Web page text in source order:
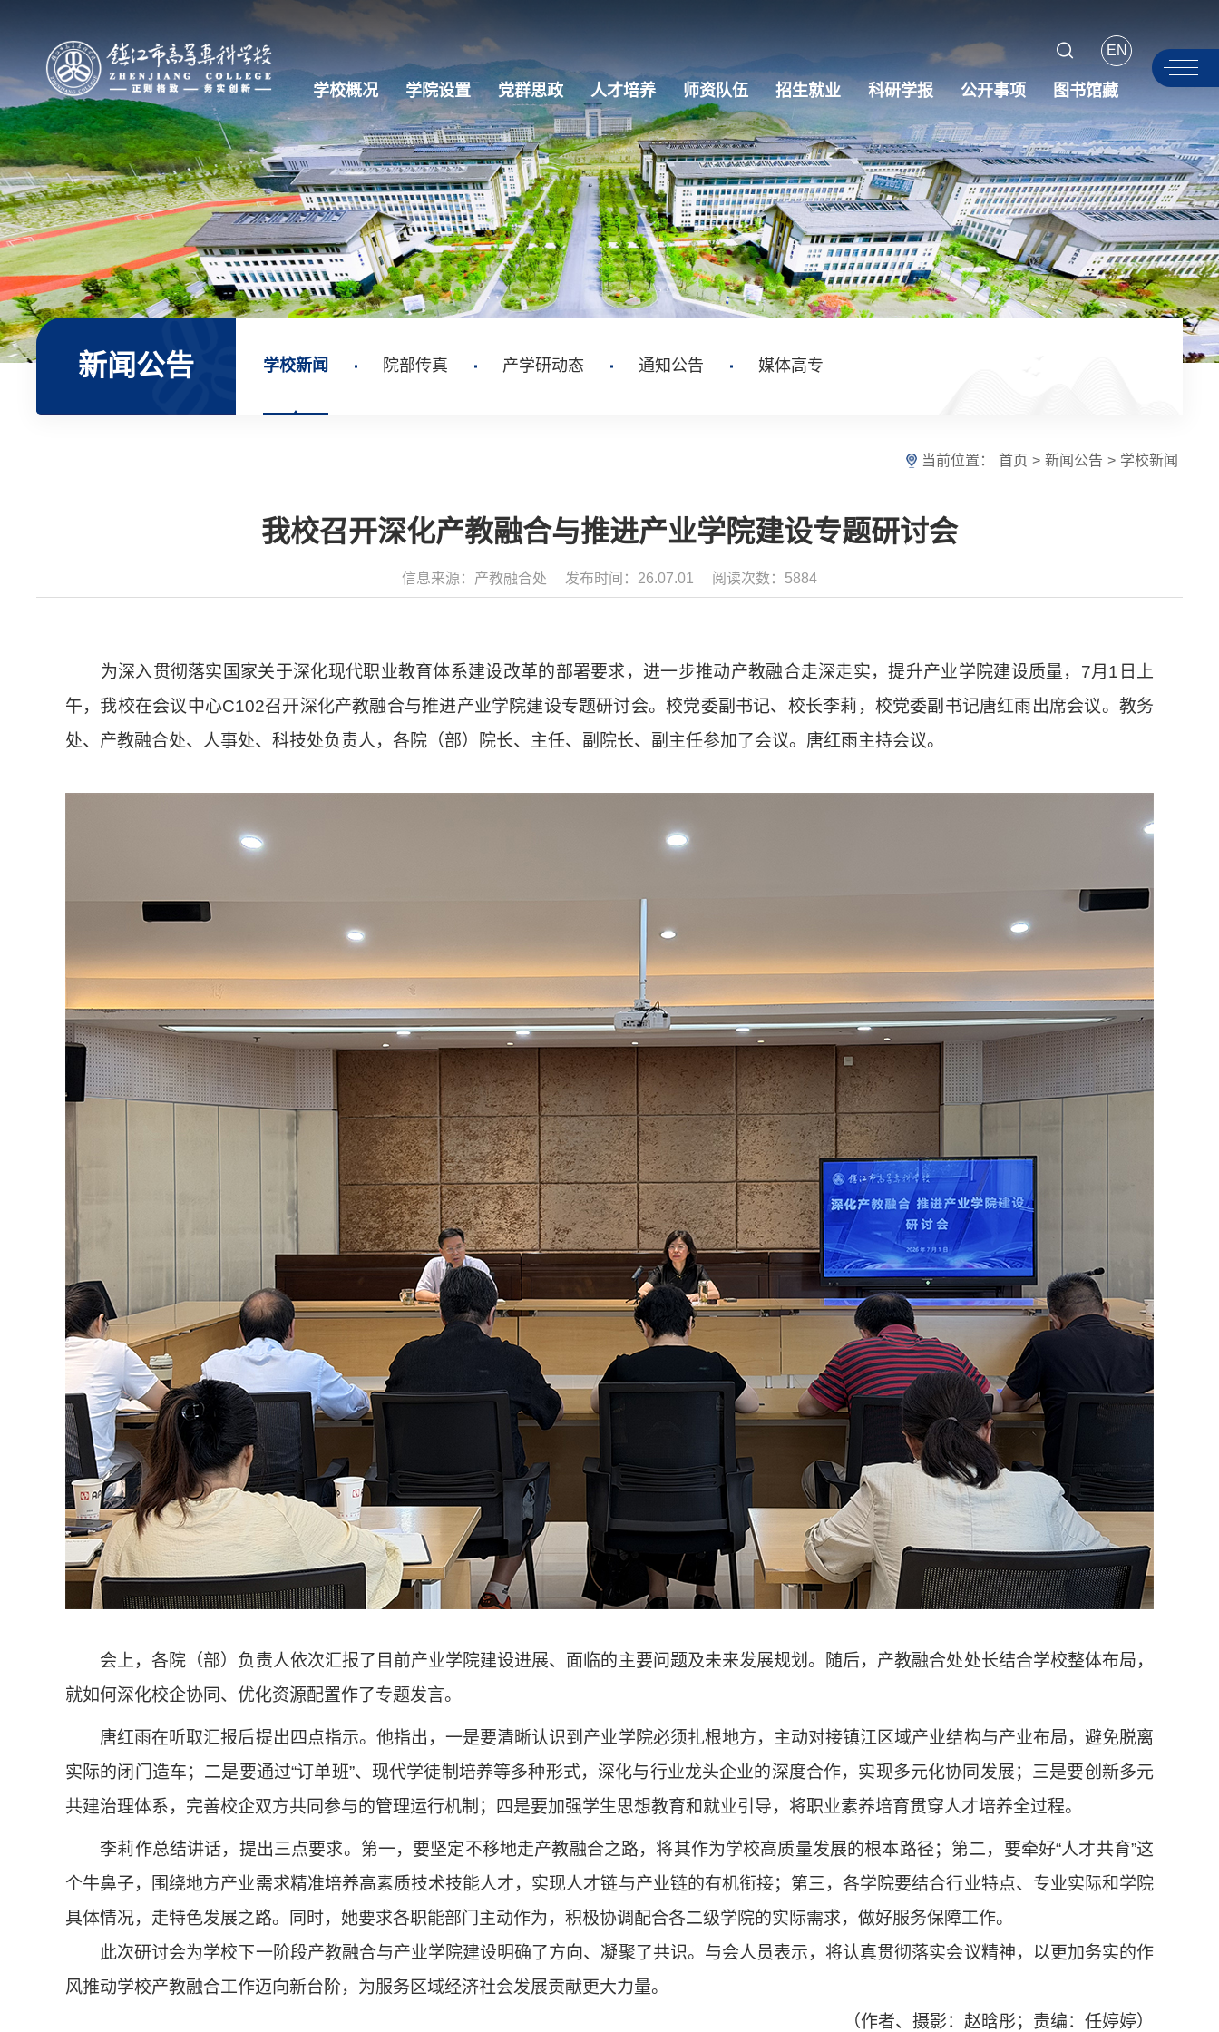
EN
学校概况 学院设置 党群思政 人才培养 师资队伍 招生就业 科研学报 公开事项 图书馆藏
新闻公告 学校新闻 院部传真 产学研动态 通知公告 媒体高专
当前位置： 首页 > 新闻公告 > 学校新闻
我校召开深化产教融合与推进产业学院建设专题研讨会
信息来源：产教融合处 发布时间：26.07.01 阅读次数：5884
为深入贯彻落实国家关于深化现代职业教育体系建设改革的部署要求，进一步推动产教融合走深走实，提升产业学院建设质量，7月1日上
午，我校在会议中心C102召开深化产教融合与推进产业学院建设专题研讨会。校党委副书记、校长李莉，校党委副书记唐红雨出席会议。教务
处、产教融合处、人事处、科技处负责人，各院（部）院长、主任、副院长、副主任参加了会议。唐红雨主持会议。
会上，各院（部）负责人依次汇报了目前产业学院建设进展、面临的主要问题及未来发展规划。随后，产教融合处处长结合学校整体布局，
就如何深化校企协同、优化资源配置作了专题发言。
唐红雨在听取汇报后提出四点指示。他指出，一是要清晰认识到产业学院必须扎根地方，主动对接镇江区域产业结构与产业布局，避免脱离
实际的闭门造车；二是要通过“订单班”、现代学徒制培养等多种形式，深化与行业龙头企业的深度合作，实现多元化协同发展；三是要创新多元
共建治理体系，完善校企双方共同参与的管理运行机制；四是要加强学生思想教育和就业引导，将职业素养培育贯穿人才培养全过程。
李莉作总结讲话，提出三点要求。第一，要坚定不移地走产教融合之路，将其作为学校高质量发展的根本路径；第二，要牵好“人才共育”这
个牛鼻子，围绕地方产业需求精准培养高素质技术技能人才，实现人才链与产业链的有机衔接；第三，各学院要结合行业特点、专业实际和学院
具体情况，走特色发展之路。同时，她要求各职能部门主动作为，积极协调配合各二级学院的实际需求，做好服务保障工作。
此次研讨会为学校下一阶段产教融合与产业学院建设明确了方向、凝聚了共识。与会人员表示，将认真贯彻落实会议精神，以更加务实的作
风推动学校产教融合工作迈向新台阶，为服务区域经济社会发展贡献更大力量。
（作者、摄影：赵晗彤；责编：任婷婷）